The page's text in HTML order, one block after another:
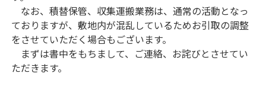
なお、積替保管、収集運搬業務は、通常の活動となっ
ておりますが、敷地内が混乱しているためお引取の調整
をさせていただく場合もございます。
まずは書中をもちまして、ご連絡、お詫びとさせてい
ただきます。